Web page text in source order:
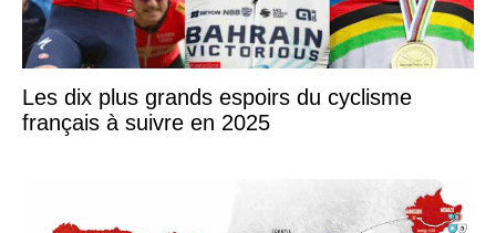
Les dix plus grands espoirs du cyclisme
français à suivre en 2025